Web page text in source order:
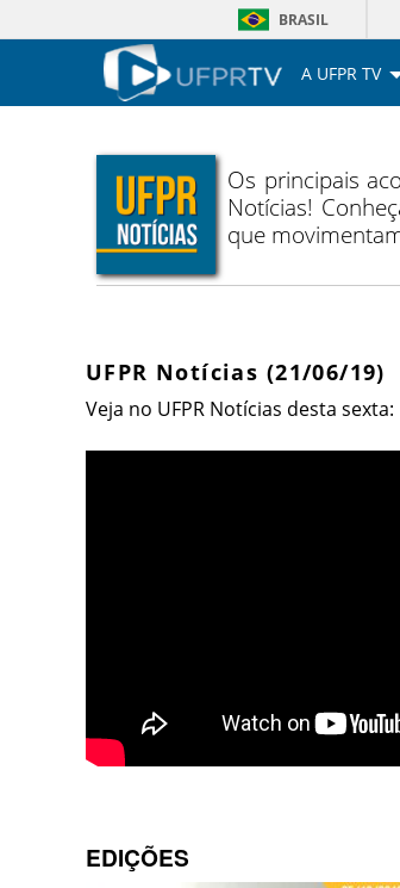
BRASIL
A UFPR TV
Os principais
Notícias!
que
UFPR Notícias (21/06/19)
Veja no UFPR Notícias desta sexta:
EDIÇÕES